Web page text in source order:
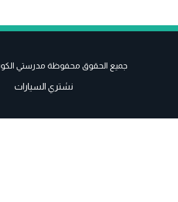
جميع الحقوق محفوظة مدرستي الكويتية
نشتري السيارات